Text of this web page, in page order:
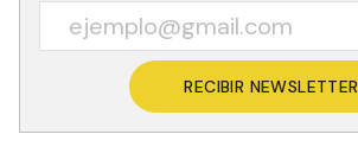
RECIBIR NEWSLETTER